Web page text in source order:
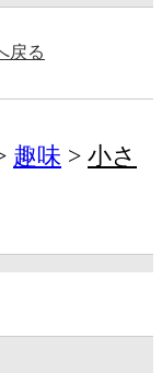
戻る
趣味
小さ